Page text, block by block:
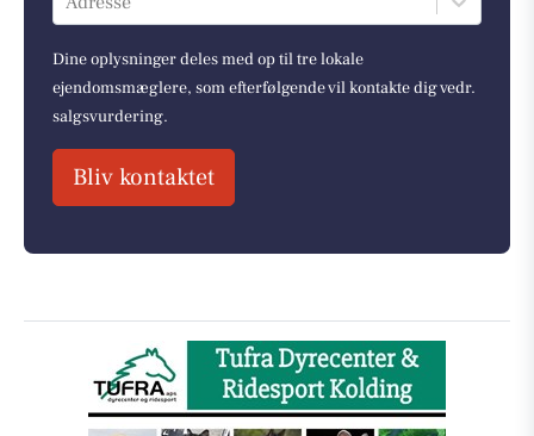
Dine oplysninger deles med op til tre lokale
ejendomsmæglere, som efterfølgende vil kontakte dig vedr.
salgsvurdering.
Bliv kontaktet